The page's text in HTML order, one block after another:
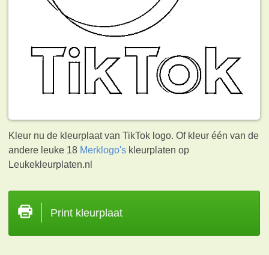
Kleur nu de kleurplaat van TikTok logo. Of kleur één van de
andere leuke 18 Merklogo's kleurplaten op
Leukekleurplaten.nl
Print kleurplaat